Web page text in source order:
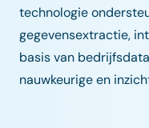
technologie
gegevensextractie,
basis van
nauwkeurige en